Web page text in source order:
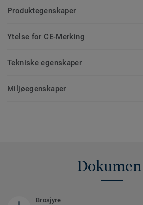
Produktegenskaper
Ytelse for CE-Merking
Tekniske egenskaper
Miljøegenskaper
Brosjyre